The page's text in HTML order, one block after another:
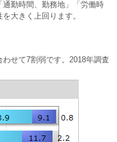
通勤時間、勤務地」「労働時
大きく上回ります。
せて7割弱です。2018年調査